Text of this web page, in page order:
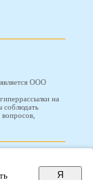
ООО
на
соблюдать
Я